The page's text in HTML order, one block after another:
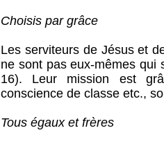
Choisis par grâce
Les serviteurs de Jésus et
ne sont pas eux-mêmes qui
16). Leur mission est
conscience de classe etc.,
Tous égaux et frères